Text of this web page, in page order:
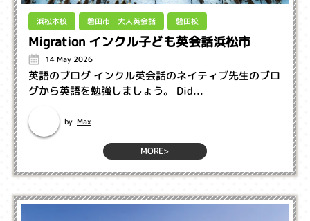
浜松本校 磐田市 大人英会話 磐田校
Migration インクル子ども英会話浜松市
14 May 2026
英語のブログ インクル英会話のネイティブ先生のブロ
グから英語を勉強しましょう。 Did...
by Max
MORE>